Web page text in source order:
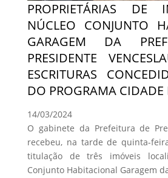
PROPRIETÁRIAS DE
NÚCLEO CONJUNTO
GARAGEM DA
PRESIDENTE
ESCRITURAS
DO PROGRAMA CIDADE
14/03/2024
O gabinete da Prefeitura de
recebeu, na tarde de quinta-
titulação de três imóveis
Conjunto Habitacional Garagem